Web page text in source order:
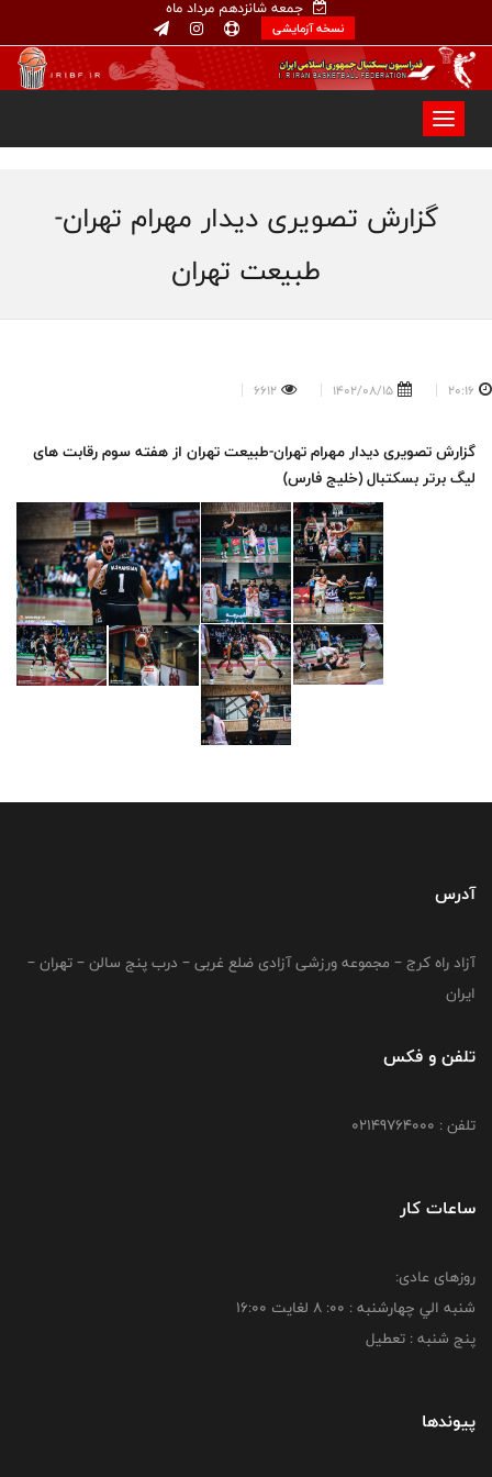
جمعه شانزدهم مرداد ماه
نسخه آزمایشی
گزارش تصویری دیدار مهرام تهران-
طبیعت تهران
20:16
1402/08/15
6612
گزارش تصویری دیدار مهرام تهران-طبیعت تهران از هفته سوم رقابت های
لیگ برتر بسکتبال (خلیج فارس)
آدرس
آزاد راه کرج – مجموعه ورزشی آزادی ضلع غربی – درب پنج سالن – تهران –
ایران
تلفن و فکس
تلفن : 02149764000
ساعات کار
روزهای عادی:
شنبه الي چهارشنبه : 00: 8 لغايت 16:00
پنج شنبه : تعطیل
پیوندها